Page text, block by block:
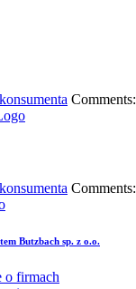
Comments:
Comments:
Butzbach sp. z o.o.
o firmach